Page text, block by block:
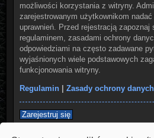
możliwości korzystania z witryny.
zarejestrowanym użytkownikom
uprawnień. Przed rejestracją zapoznaj
regulaminem, zasadami ochrony
odpowiedziami na często zadawane
wyjaśnionych wiele podstawowych
funkcjonowania witryny.
Regulamin| Zasady ochrony
Zarejestruj się